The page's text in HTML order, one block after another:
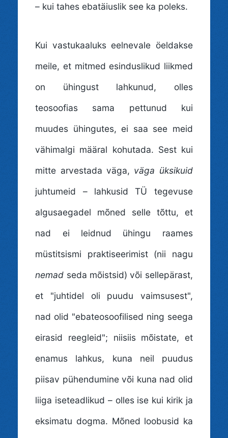
– kui tahes ebatäiuslik see ka poleks.
Kui vastukaaluks eelnevale öeldakse
meile, et mitmed esinduslikud liikmed
on ühingust lahkunud, olles
teosoofias sama pettunud kui
muudes ühingutes, ei saa see meid
vähimalgi määral kohutada. Sest kui
mitte arvestada väga, väga üksikuid
juhtumeid – lahkusid TÜ tegevuse
algusaegadel mõned selle tõttu, et
nad ei leidnud ühingu raames
müstitsismi praktiseerimist (nii nagu
nemad seda mõistsid) või sellepärast,
et "juhtidel oli puudu vaimsusest",
nad olid "ebateosoofilised ning seega
eirasid reegleid"; niisiis mõistate, et
enamus lahkus, kuna neil puudus
piisav pühendumine või kuna nad olid
liiga iseteadlikud – olles ise kui kirik ja
eksimatu dogma. Mõned loobusid ka